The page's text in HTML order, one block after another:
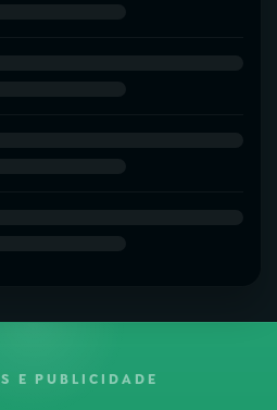
E PUBLICIDADE